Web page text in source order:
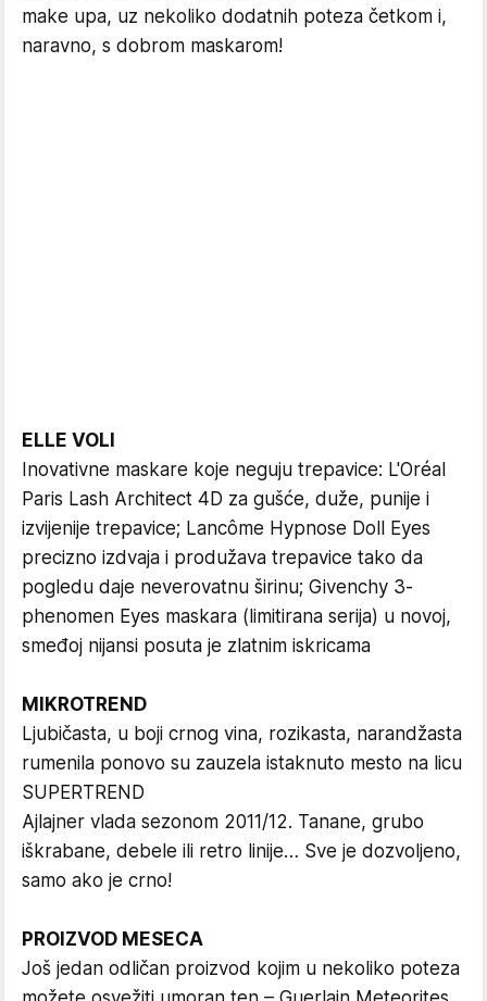
make upa, uz nekoliko dodatnih poteza četkom i,
naravno, s dobrom maskarom!
ELLE VOLI
Inovativne maskare koje neguju trepavice: L'Oréal
Paris Lash Architect 4D za gušće, duže, punije i
izvijenije trepavice; Lancôme Hypnose Doll Eyes
precizno izdvaja i produžava trepavice tako da
pogledu daje neverovatnu širinu; Givenchy 3-
phenomen Eyes maskara (limitirana serija) u novoj,
smeđoj nijansi posuta je zlatnim iskricama
MIKROTREND
Ljubičasta, u boji crnog vina, rozikasta, narandžasta
rumenila ponovo su zauzela istaknuto mesto na licu
SUPERTREND
Ajlajner vlada sezonom 2011/12. Tanane, grubo
iškrabane, debele ili retro linije… Sve je dozvoljeno,
samo ako je crno!
PROIZVOD MESECA
Još jedan odličan proizvod kojim u nekoliko poteza